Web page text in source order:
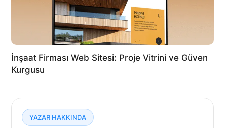
İnşaat Firması Web Sitesi: Proje Vitrini ve Güven
Kurgusu
YAZAR HAKKINDA